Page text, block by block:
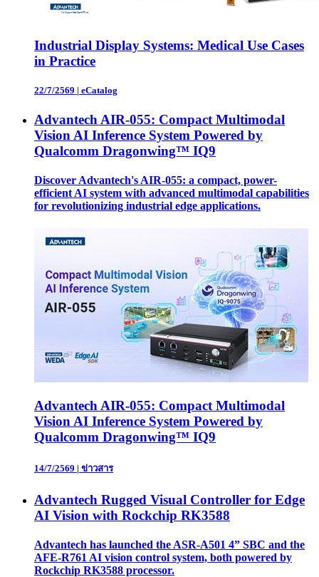
Industrial Display Systems: Medical Use Cases
in Practice
22/7/2569 | eCatalog
Advantech AIR-055: Compact Multimodal
Vision AI Inference System Powered by
Qualcomm Dragonwing™ IQ9
Discover Advantech's AIR-055: a compact, power-
efficient AI system with advanced multimodal capabilities
for revolutionizing industrial edge applications.
Advantech AIR-055: Compact Multimodal
Vision AI Inference System Powered by
Qualcomm Dragonwing™ IQ9
14/7/2569 | ข่าวสาร
Advantech Rugged Visual Controller for Edge
AI Vision with Rockchip RK3588
Advantech has launched the ASR-A501 4” SBC and the
AFE-R761 AI vision control system, both powered by
Rockchip RK3588 processor.